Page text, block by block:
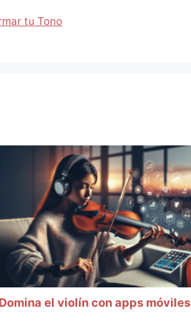
tu Tono
Domina el violín con apps móviles